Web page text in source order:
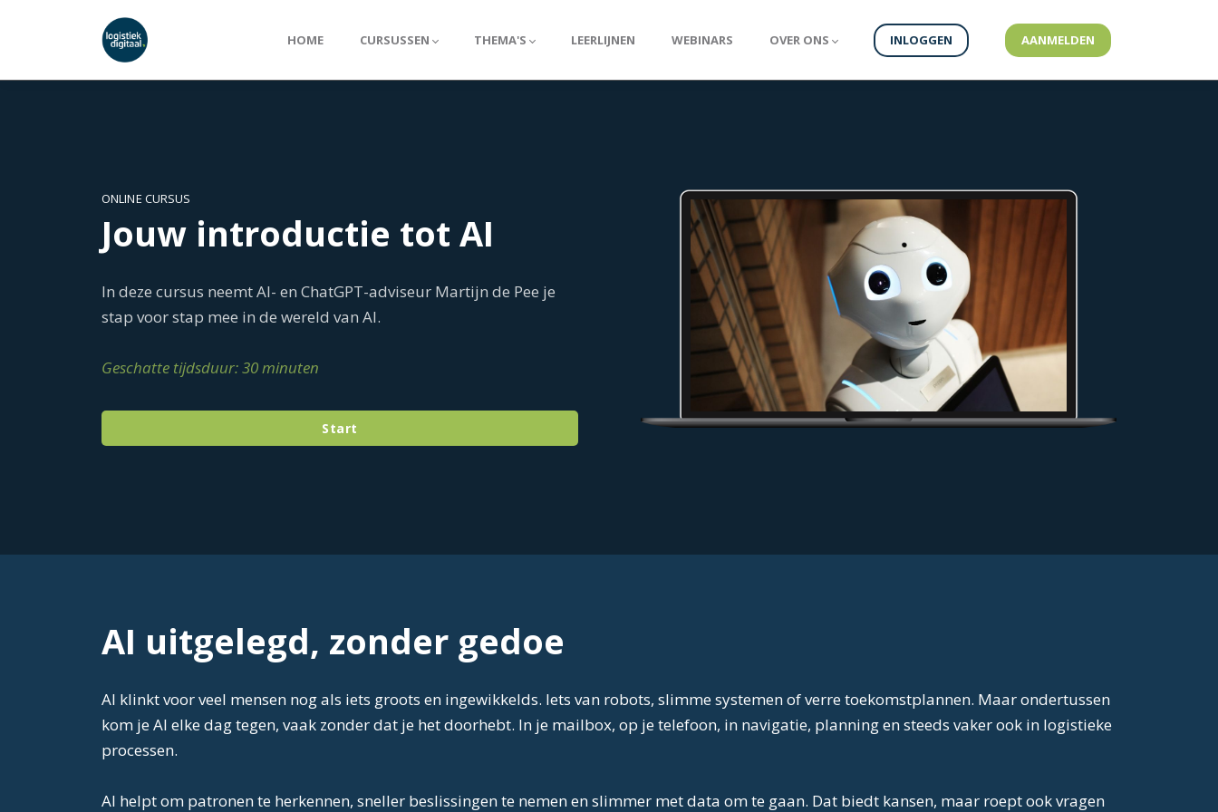
HOME CURSUSSEN THEMA'S LEERLIJNEN WEBINARS OVER ONS INLOGGEN AANMELDEN
ONLINE CURSUS
Jouw introductie tot AI
In deze cursus neemt AI- en ChatGPT-adviseur Martijn de Pee je
stap voor stap mee in de wereld van AI.
Geschatte tijdsduur: 30 minuten
Start
AI uitgelegd, zonder gedoe
AI klinkt voor veel mensen nog als iets groots en ingewikkelds. Iets van robots, slimme systemen of verre toekomstplannen. Maar ondertussen
kom je AI elke dag tegen, vaak zonder dat je het doorhebt. In je mailbox, op je telefoon, in navigatie, planning en steeds vaker ook in logistieke
processen.
AI helpt om patronen te herkennen, sneller beslissingen te nemen en slimmer met data om te gaan. Dat biedt kansen, maar roept ook vragen